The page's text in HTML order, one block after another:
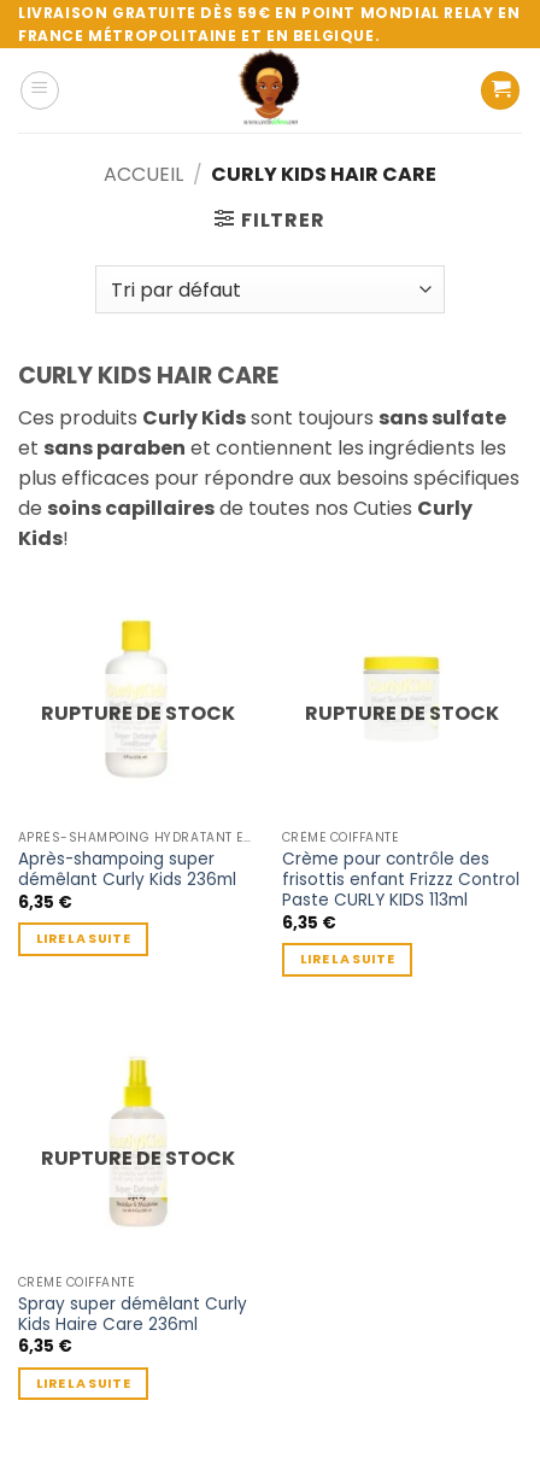
Passer
au
contenu
LIVRAISON GRATUITE DÈS 59€ EN POINT MONDIAL RELAY EN
FRANCE MÉTROPOLITAINE ET EN BELGIQUE.
ACCUEIL / CURLY KIDS HAIR CARE
FILTRER
CURLY KIDS HAIR CARE
Ces produits Curly Kidssont toujours sans sulfate
et sans paraben et contiennent les ingrédients les
plus efficaces pour répondre aux besoins spécifiques
de soins capillairesde toutes nos Cuties Curly
Kids!
RUPTURE DE STOCK
APRÈS-SHAMPOING HYDRATANT ENFANT
Après-shampoing super
démêlant Curly Kids 236ml
6,35 €
LIRE LA SUITE
RUPTURE DE STOCK
CRÈME COIFFANTE
Crème pour contrôle des
frisottis enfant Frizzz Control
Paste CURLY KIDS 113ml
6,35 €
LIRE LA SUITE
RUPTURE DE STOCK
CRÈME COIFFANTE
Spray super démêlant Curly
Kids Haire Care 236ml
6,35 €
LIRE LA SUITE